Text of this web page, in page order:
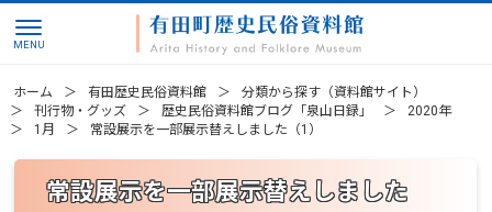
ホーム 有田歴史民俗資料館
分類から探す（資料館サイト）
刊行物・グッズ
歴史民俗資料館ブログ「泉山日録」
2020年
1月
常設展示を一部展示替えしました（1）
常設展示を一部展示替えしました